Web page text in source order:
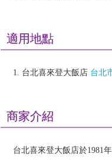
適用地點
1. 台北喜來登大飯店 台北
商家介紹
台北喜來登大飯店於1981